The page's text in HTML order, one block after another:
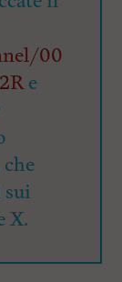
00
e
sui
X.